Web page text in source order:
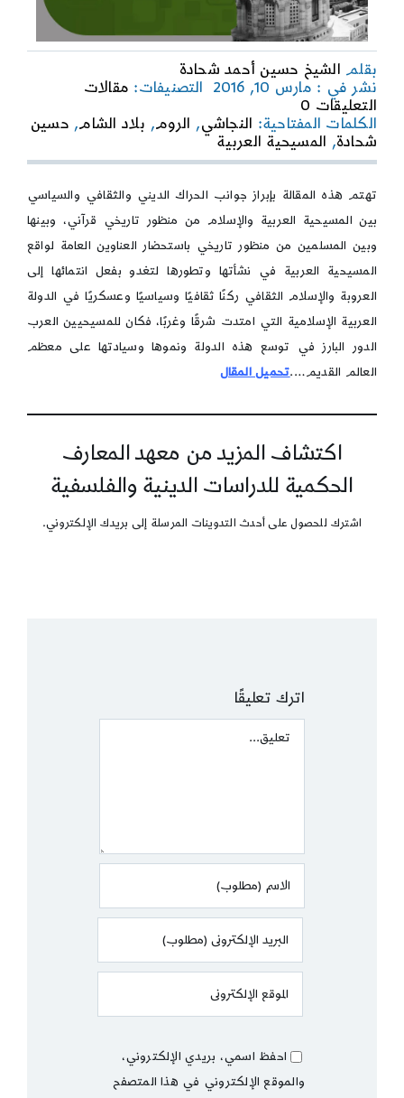
بقلم الشيخ حسين أحمد شحادة
نشر في : مارس 10, 2016
التصنيفات: مقالات
التعليقات 0
on
المسيحية
العربية
مقاربة
ـ
تاريخية
الكلمات المفتاحية: النجاشي, الروم, بلاد الشام, حسين
شحادة, المسيحية العربية
تهتم هذه المقالة بإبراز جوانب الحراك الديني والثقافي والسياسي
بين المسيحية العربية والإسلام من منظور تاريخي قرآني، وبينها
وبين المسلمين من منظور تاريخي باستحضار العناوين العامة لواقع
المسيحية العربية في نشأتها وتطورها لتغدو بفعل انتمائها إلى
العروبة والإسلام الثقافي ركنًا ثقافيًا وسياسيًا وعسكريًا في الدولة
العربية الإسلامية التي امتدت شرقًا وغربًا، فكان للمسيحيين العرب
الدور البارز في توسع هذه الدولة ونموها وسيادتها على معظم
العالم القديم….تحميل المقال
اكتشاف المزيد من معهد المعارف
الحكمية للدراسات الدينية والفلسفية
اشترك للحصول على أحدث التدوينات المرسلة إلى بريدك الإلكتروني.
اترك تعليقًا
Comment
احفظ اسمي، بريدي الإلكتروني،
والموقع الإلكتروني في هذا المتصفح